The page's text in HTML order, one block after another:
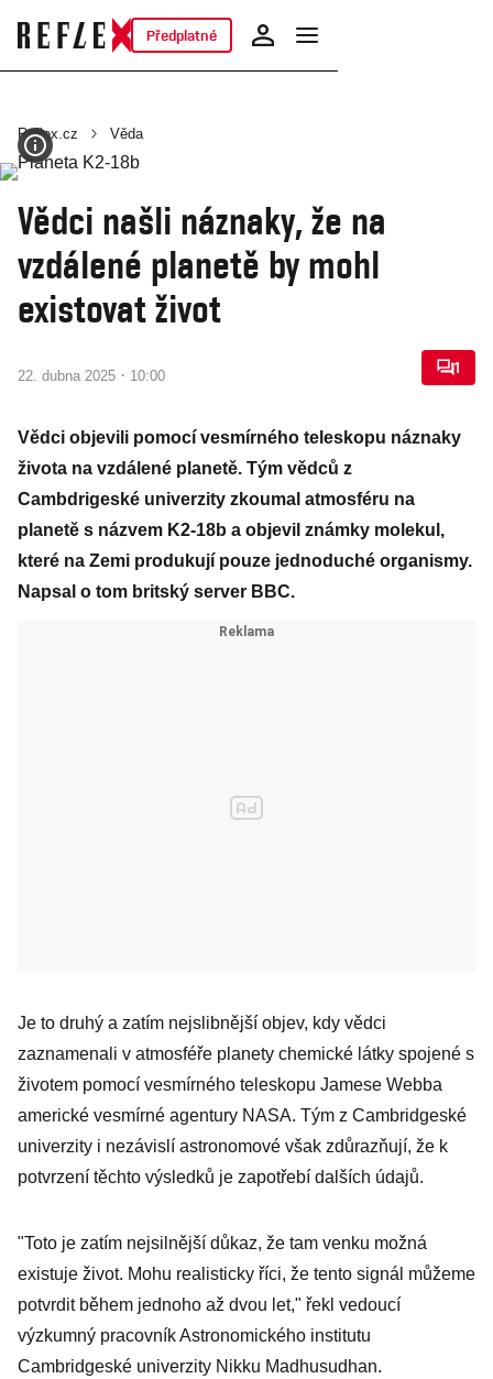
Předplatné
Reflex.cz Věda
Vědci našli náznaky, že na
vzdálené planetě by mohl
existovat život
22. dubna 2025 · 10:00 1
Vědci objevili pomocí vesmírného teleskopu náznaky
života na vzdálené planetě. Tým vědců z
Cambdrigeské univerzity zkoumal atmosféru na
planetě s názvem K2-18b a objevil známky molekul,
které na Zemi produkují pouze jednoduché organismy.
Napsal o tom britský server BBC.
Je to druhý a zatím nejslibnější objev, kdy vědci
zaznamenali v atmosféře planety chemické látky spojené s
životem pomocí vesmírného teleskopu Jamese Webba
americké vesmírné agentury NASA. Tým z Cambridgeské
univerzity i nezávislí astronomové však zdůrazňují, že k
potvrzení těchto výsledků je zapotřebí dalších údajů.
"Toto je zatím nejsilnější důkaz, že tam venku možná
existuje život. Mohu realisticky říci, že tento signál můžeme
potvrdit během jednoho až dvou let," řekl vedoucí
výzkumný pracovník Astronomického institutu
Cambridgeské univerzity Nikku Madhusudhan.